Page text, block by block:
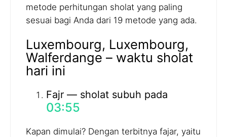
metode perhitungan sholat yang paling
sesuai bagi Anda dari 19 metode yang ada.
Luxembourg, Luxembourg,
Walferdange – waktu sholat
hari ini
Fajr — sholat subuh pada
03:55
Kapan dimulai? Dengan terbitnya fajar, yaitu